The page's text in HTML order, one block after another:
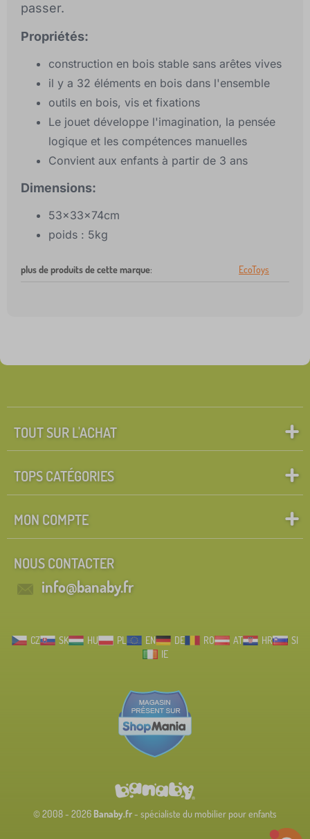
passer.
Propriétés:
construction en bois stable sans arêtes vives
il y a 32 éléments en bois dans l'ensemble
outils en bois, vis et fixations
Le jouet développe l'imagination, la pensée
logique et les compétences manuelles
Convient aux enfants à partir de 3 ans
Dimensions:
53x33x74cm
poids : 5kg
plus de produits de cette marque: EcoToys
TOUT SUR L'ACHAT
TOPS CATÉGORIES
MON COMPTE
NOUS CONTACTER
info@banaby.fr
CZ SK HU PL EN DE RO AT HR
SI
IE
© 2008 - 2026 Banaby.fr- spécialiste du mobilier pour enfants